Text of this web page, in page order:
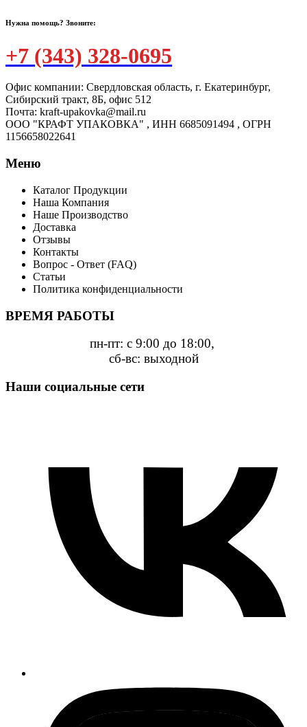
Нужна помощь? Звоните:
+7 (343) 328-0695
Офис компании: Свердловская область, г. Екатеринбург,
Сибирский тракт, 8Б, офис 512
Почта: kraft-upakovka@mail.ru
ООО "КРАФТ УПАКОВКА" , ИНН 6685091494 , ОГРН
1156658022641
Меню
Каталог Продукции
Наша Компания
Наше Производство
Доставка
Отзывы
Контакты
Вопрос - Ответ (FAQ)
Статьи
Политика конфиденциальности
ВРЕМЯ РАБОТЫ
пн-пт: с 9:00 до 18:00,
сб-вс: выходной
Наши социальные сети